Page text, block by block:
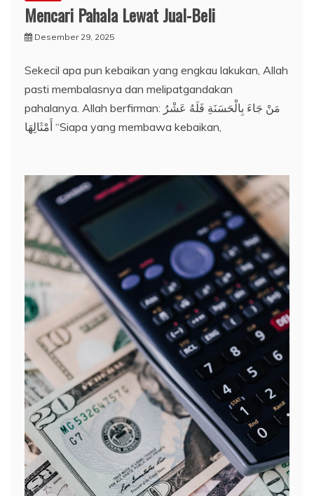
Mencari Pahala Lewat Jual-Beli
Desember 29, 2025
Sekecil apa pun kebaikan yang engkau lakukan, Allah
pasti membalasnya dan melipatgandakan
pahalanya. Allah berfirman: مَنْ جَاءَ بِالْحَسَنَةِ فَلَهُ عَشْرُ
أَمْثَالِهَا “Siapa yang membawa kebaikan,